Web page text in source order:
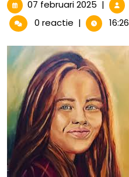
07 februari 2025
februari
2025
|
0 reactie | 16:26